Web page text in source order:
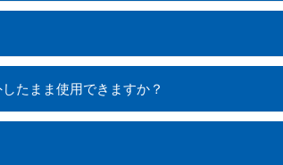
たまま使用できますか？